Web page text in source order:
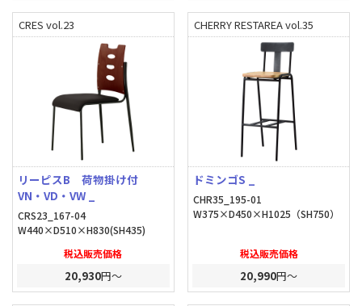
CRES vol.23
リーピスB 荷物掛け付
VN・VD・VW _
CRS23_167-04
W440×D510×H830(SH435)
税込販売価格
20,930円～
CHERRY RESTAREA vol.35
ドミンゴS _
CHR35_195-01
W375×D450×H1025（SH750）
税込販売価格
20,990円～